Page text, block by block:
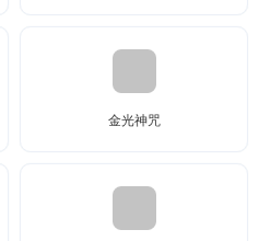
金光神咒